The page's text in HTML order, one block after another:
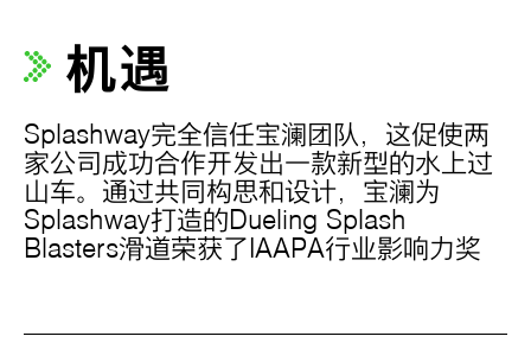
机遇
Splashway完全信任宝澜团队，这促使两
家公司成功合作开发出一款新型的水上过
山车。通过共同构思和设计，宝澜为
Splashway打造的Dueling Splash
Blasters滑道荣获了IAAPA行业影响力奖